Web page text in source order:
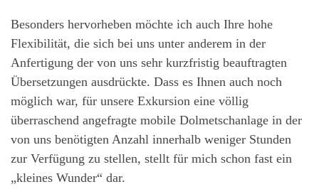
Besonders hervorheben möchte ich auch Ihre hohe
Flexibilität, die sich bei uns unter anderem in der
Anfertigung der von uns sehr kurzfristig beauftragten
Übersetzungen ausdrückte. Dass es Ihnen auch noch
möglich war, für unsere Exkursion eine völlig
überraschend angefragte mobile Dolmetschanlage in der
von uns benötigten Anzahl innerhalb weniger Stunden
zur Verfügung zu stellen, stellt für mich schon fast ein
„kleines Wunder“ dar.